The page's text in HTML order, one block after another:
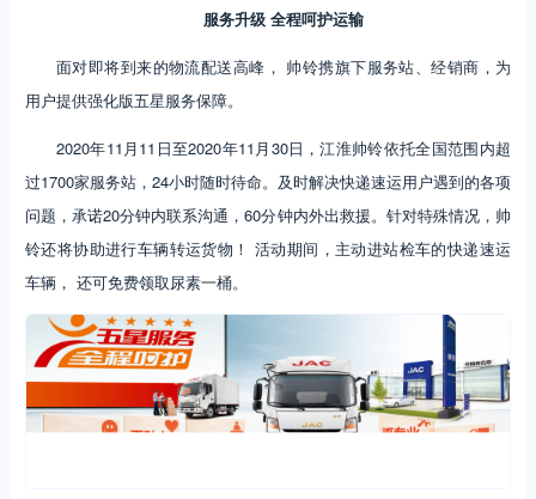
服务升级 全程呵护运输
面对即将到来的物流配送高峰， 帅铃携旗下服务站、经销商，为
用户提供强化版五星服务保障。
2020年11月11日至2020年11月30日，江淮帅铃依托全国范围内超
过1700家服务站，24小时随时待命。及时解决快递速运用户遇到的各项
问题，承诺20分钟内联系沟通，60分钟内外出救援。针对特殊情况，帅
铃还将协助进行车辆转运货物！ 活动期间，主动进站检车的快递速运
车辆， 还可免费领取尿素一桶。